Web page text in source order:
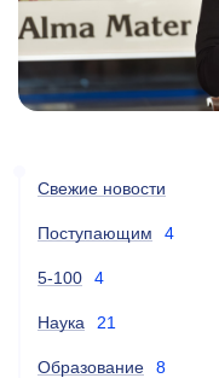
Свежие новости
Поступающим 4
5-100 4
Наука 21
Образование 8